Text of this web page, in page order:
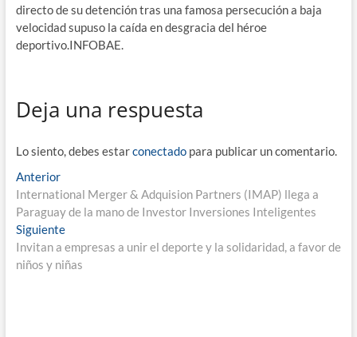
directo de su detención tras una famosa persecución a baja
velocidad supuso la caída en desgracia del héroe
deportivo.INFOBAE.
Deja una respuesta
Lo siento, debes estarconectadopara publicar un comentario.
Navegación
de
entradas
AnteriorEntrada
anterior:
International Merger & Adquision Partners (IMAP) llega a
Paraguay de la mano de Investor Inversiones Inteligentes
SiguienteEntrada
siguiente:
Invitan a empresas a unir el deporte y la solidaridad, a favor de
niños y niñas